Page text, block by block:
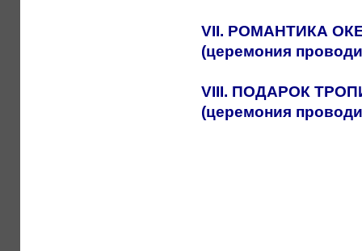
VII. РОМАНТИКА
(церемония
VIII. ПОДАРОК
(церемония